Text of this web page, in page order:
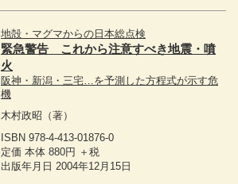
地殻・マグマからの日本総点検
緊急警告 これから注意すべき地震・噴
火
阪神・新潟・三宅…を予測した方程式が示す危
機
木村政昭 （著）
ISBN 978-4-413-01876-0
定価 本体 880円 ＋税
出版年月日 2004年12月15日